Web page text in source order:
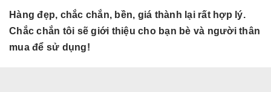
Hàng đẹp, chắc chắn, bền, giá thành lại rất hợp lý.
Chắc chắn tôi sẽ giới thiệu cho bạn bè và người thân
mua để sử dụng!